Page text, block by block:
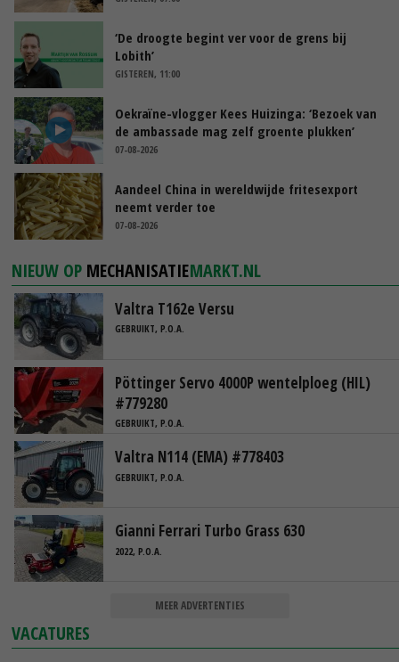
‘De droogte begint ver voor de grens bij
Lobith’
GISTEREN, 11:00
Oekraïne-vlogger Kees Huizinga: ‘Bezoek van
de ambassade mag zelf groente plukken’
07-08-2026
Aandeel China in wereldwijde fritesexport
neemt verder toe
07-08-2026
NIEUW OP MECHANISATIEMARKT.NL
Valtra T162e Versu
GEBRUIKT, P.O.A.
Pöttinger Servo 4000P wentelploeg (HIL)
#779280
GEBRUIKT, P.O.A.
Valtra N114 (EMA) #778403
GEBRUIKT, P.O.A.
Gianni Ferrari Turbo Grass 630
2022, P.O.A.
MEER ADVERTENTIES
VACATURES